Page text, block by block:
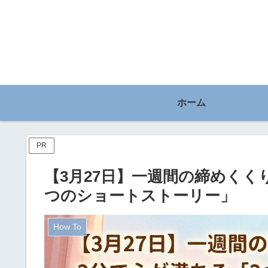
ホーム
PR
【3月27日】一週間の締めく
つのショートストーリー」
How To